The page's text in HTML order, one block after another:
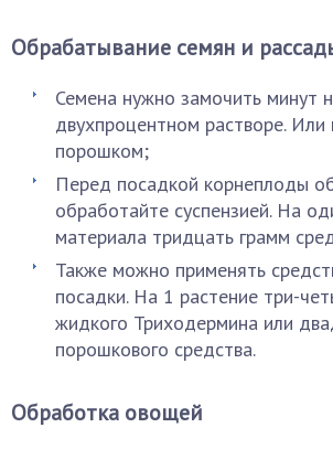
Обрабатывание семян и
Семена нужно замочить минут
двухпроцентном растворе. Или
порошком;
Перед посадкой корнеплоды
обработайте суспензией. На
материала тридцать грамм
Также можно применять
посадки. На 1 растение три-
жидкого Триходермина или
порошкового средства.
Обработка овощей